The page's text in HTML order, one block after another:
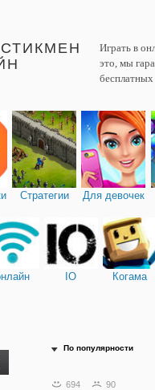
Играть в
это, мы
Стратегии Для девочек
IO Когама
По популярности
694 90